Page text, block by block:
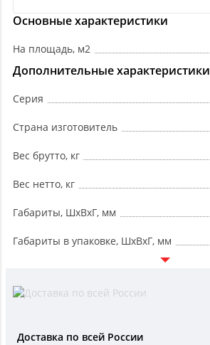
Основные характеристики
На площадь, м2
Дополнительные характеристики
Серия
Страна изготовитель
Вес брутто, кг
Вес нетто, кг
Габариты, ШxВxГ, мм
Габариты в упаковке, ШxВxГ, мм
Доставка по всей России